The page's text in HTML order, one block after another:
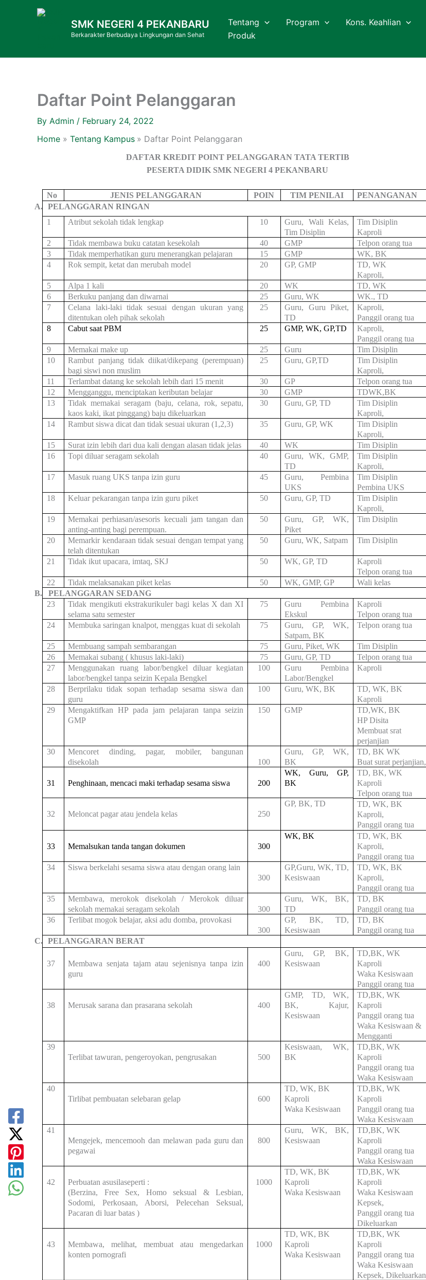
SMK NEGERI 4 PEKANBARU
Berkarakter Berbudaya Lingkungan dan Sehat
Tentang Program Kons. Keahlian
Produk
Daftar Point Pelanggaran
By Admin / February 24, 2022
Home
Tentang Kampus Daftar Point Pelanggaran
DAFTAR KREDIT POINT PELANGGARAN TATA TERTIB
PESERTA DIDIK SMK NEGERI 4 PEKANBARU
No JENIS PELANGGARAN POIN TIM PENILAI
PENANGANAN
A.
PELANGGARAN RINGAN
1
Atribut sekolah tidak lengkap 10
Guru, Wali Kelas,
Tim Disiplin
Tim Disiplin
Kaproli
2
Tidak membawa buku catatan kesekolah 40 GMP
Telpon orang tua
3
Tidak memperhatikan guru menerangkan pelajaran 15 GMP
WK, BK
4
Rok sempit, ketat dan merubah model 20 GP, GMP
TD, WK
Kaproli,
5
Alpa 1 kali 20 WK
TD, WK
6
Berkuku panjang dan diwarnai 25 Guru, WK
WK., TD
7
Celana laki-laki tidak sesuai dengan ukuran yang
ditentukan oleh pihak sekolah
25
Guru, Guru Piket,
TD
Kaproli,
Panggil orang tua
8
Cabut saat PBM 25 GMP, WK, GP,TD
Kaproli,
Panggil orang tua
9
Memakai make up 25 Guru
Tim Disiplin
10
Rambut panjang tidak diikat/dikepang (perempuan)
bagi siswi non muslim
25 Guru, GP,TD
Tim Disiplin
Kaproli,
11
Terlambat datang ke sekolah lebih dari 15 menit 30 GP
Telpon orang tua
12
Mengganggu, menciptakan keributan belajar 30 GMP
TDWK,BK
13
Tidak memakai seragam (baju, celana, rok, sepatu,
kaos kaki, ikat pinggang) baju dikeluarkan
30 Guru, GP, TD
Tim Disiplin
Kaproli,
14
Rambut siswa dicat dan tidak sesuai ukuran (1,2,3) 35 Guru, GP, WK
Tim Disiplin
Kaproli,
15
Surat izin lebih dari dua kali dengan alasan tidak jelas 40 WK
Tim Disiplin
16
Topi diluar seragam sekolah 40
Guru, WK, GMP,
TD
Tim Disiplin
Kaproli,
17
Masuk ruang UKS tanpa izin guru 45
Guru, Pembina
UKS
Tim Disiplin
Pembina UKS
18
Keluar pekarangan tanpa izin guru piket 50 Guru, GP, TD
Tim Disiplin
Kaproli,
19
Memakai perhiasan/asesoris kecuali jam tangan dan
anting-anting bagi perempuan.
50
Guru, GP, WK,
Piket
Tim Disiplin
20
Memarkir kendaraan tidak sesuai dengan tempat yang
telah ditentukan
50 Guru, WK, Satpam Tim Disiplin
21 Tidak ikut upacara, imtaq, SKJ 50 WK, GP, TD
Kaproli
Telpon orang tua
22
Tidak melaksanakan piket kelas 50 WK, GMP, GP
Wali kelas
B.
PELANGGARAN SEDANG
23
Tidak mengikuti ekstrakurikuler bagi kelas X dan XI
selama satu semester
75
Guru Pembina
Ekskul
Kaproli
Telpon orang tua
24
Membuka saringan knalpot, menggas kuat di sekolah 75
Guru, GP, WK,
Satpam, BK
Telpon orang tua
25 Membuang sampah sembarangan 75 Guru, Piket, WK
Tim Disiplin
26
Memakai subang ( khusus laki-laki) 75 Guru, GP, TD
Telpon orang tua
27
Menggunakan ruang labor/bengkel diluar kegiatan
labor/bengkel tanpa seizin Kepala Bengkel
100
Guru Pembina
Labor/Bengkel
Kaproli
28
Berprilaku tidak sopan terhadap sesama siswa dan
guru
100 Guru, WK, BK
TD, WK, BK
Kaproli
29
Mengaktifkan HP pada jam pelajaran tanpa seizin
GMP
150 GMP
TD,WK, BK
HP Disita
Membuat srat
perjanjian
30
Mencoret dinding, pagar, mobiler, bangunan
disekolah
100
Guru, GP, WK,
BK
TD, BK WK
Buat surat perjanjian,
31 Penghinaan, mencaci maki terhadap sesama siswa 200
WK, Guru, GP,
BK
TD, BK, WK
Kaproli
Telpon orang tua
32 Meloncat pagar atau jendela kelas 250
GP, BK, TD
TD, WK, BK
Kaproli,
Panggil orang tua
33 Memalsukan tanda tangan dokumen 300
WK, BK
TD, WK, BK
Kaproli,
Panggil orang tua
34
Siswa berkelahi sesama siswa atau dengan orang lain
300
GP,Guru, WK, TD,
Kesiswaan
TD, WK, BK
Kaproli,
Panggil orang tua
35
Membawa, merokok disekolah / Merokok diluar
sekolah memakai seragam sekolah
300
Guru, WK, BK,
TD
TD, BK
Panggil orang tua
36
Terlibat mogok belajar, aksi adu domba, provokasi
300
GP, BK, TD,
Kesiswaan
TD, BK
Panggil orang tua
C.
PELANGGARAN BERAT
37
Membawa senjata tajam atau sejenisnya tanpa izin
guru
400
Guru, GP, BK,
Kesiswaan
TD,BK, WK
Kaproli
Waka Kesiswaan
Panggil orang tua
38 Merusak sarana dan prasarana sekolah 400
GMP, TD, WK,
BK, Kajur,
Kesiswaan
TD,BK, WK
Kaproli
Panggil orang tua
Waka Kesiswaan &
Mengganti
39
Terlibat tawuran, pengeroyokan, pengrusakan
500
Kesiswaan, WK,
BK
TD,BK, WK
Kaproli
Panggil orang tua
Waka Kesiswaan
40
Tirlibat pembuatan selebaran gelap
600
TD, WK, BK
Kaproli
Waka Kesiswaan
TD,BK, WK
Kaproli
Panggil orang tua
Waka Kesiswaan
41
Mengejek, mencemooh dan melawan pada guru dan
pegawai
800
Guru, WK, BK,
Kesiswaan
TD,BK, WK
Kaproli
Panggil orang tua
Waka Kesiswaan
42 Perbuatan asusilaseperti :
(Berzina, Free Sex, Homo seksual & Lesbian,
Sodomi, Perkosaan, Aborsi, Pelecehan Seksual,
Pacaran di luar batas )
1000
TD, WK, BK
Kaproli
Waka Kesiswaan
TD,BK, WK
Kaproli
Waka Kesiswaan
Kepsek,
Panggil orang tua
Dikeluarkan
43
Membawa, melihat, membuat atau mengedarkan
konten pornografi
1000
TD, WK, BK
Kaproli
Waka Kesiswaan
TD,BK, WK
Kaproli
Panggil orang tua
Waka Kesiswaan
Kepsek, Dikeluarkan